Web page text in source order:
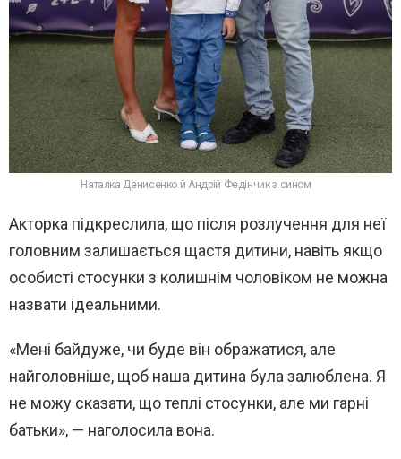
Наталка Денисенко й Андрій Федінчик з сином
Акторка підкреслила, що після розлучення для неї
головним залишається щастя дитини, навіть якщо
особисті стосунки з колишнім чоловіком не можна
назвати ідеальними.
«Мені байдуже, чи буде він ображатися, але
найголовніше, щоб наша дитина була залюблена. Я
не можу сказати, що теплі стосунки, але ми гарні
батьки», — наголосила вона.